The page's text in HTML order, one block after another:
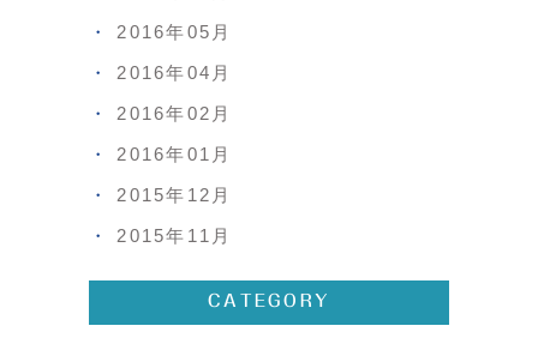
2016年05月
2016年04月
2016年02月
2016年01月
2015年12月
2015年11月
CATEGORY